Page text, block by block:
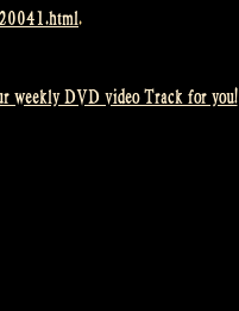
.
weekly DVD video Track for you!